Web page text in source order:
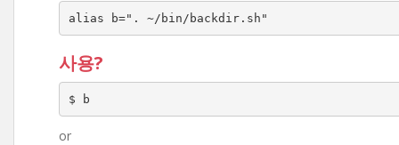
alias b=". ~/bin/backdir.sh"
사용?
$ b
or